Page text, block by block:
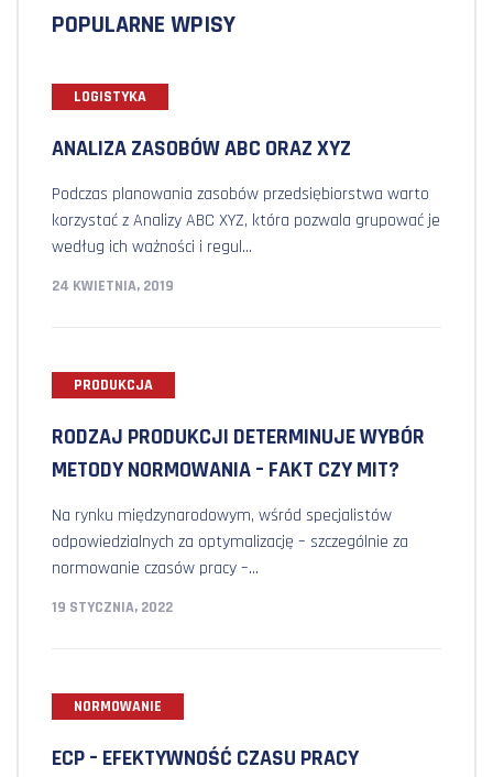
POPULARNE WPISY
LOGISTYKA
ANALIZA ZASOBÓW ABC ORAZ XYZ
Podczas planowania zasobów przedsiębiorstwa warto
korzystać z Analizy ABC XYZ, która pozwala grupować je
według ich ważności i regul...
24 KWIETNIA, 2019
PRODUKCJA
RODZAJ PRODUKCJI DETERMINUJE WYBÓR
METODY NORMOWANIA – FAKT CZY MIT?
Na rynku międzynarodowym, wśród specjalistów
odpowiedzialnych za optymalizację – szczególnie za
normowanie czasów pracy –...
19 STYCZNIA, 2022
NORMOWANIE
ECP – EFEKTYWNOŚĆ CZASU PRACY